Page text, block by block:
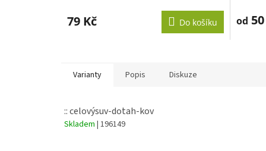
79 Kč Do košíku od
Varianty Popis Diskuze
:: celovýsuv-dotah-kov
Skladem | 196149